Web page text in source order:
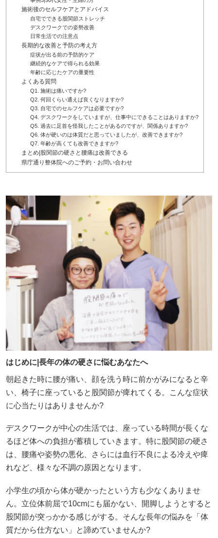
施術後のセルフケアとアドバイス
自宅でできる股関節ストレッチ
デスクワークでの姿勢改善
日常生活での注意点
長期的な改善と予防の考え方
症状が出る前の予防的ケア
継続的なケアで得られる効果
年齢に応じたケアの重要性
よくある質問
Q1. 施術は痛いですか?
Q2. 何回くらい通えば良くなりますか?
Q3. 自宅でのセルフケアは必要ですか?
Q4. デスクワークをしていますが、仕事中にできることはありますか?
Q5. 過去に足首を怪我したことがあるのですが、関係ありますか?
Q6. 体が硬いのは体質だと思っていましたが、改善できますか?
Q7. 年齢が高くても改善できますか?
まとめ|股関節の硬さと腰痛は改善できる
県庁通り整体院へのご予約・お問い合わせ
はじめに|長年の体の硬さに悩むあなたへ
朝起きた時に腰が痛い、顔を洗う時に前かがみになると辛
い、椅子に座っていると股関節が痺れてくる。こんな症状
に心当たりはありませんか?
デスクワークが中心の生活では、座っている時間が長くな
るほど体への負担が蓄積していきます。特に股関節の硬さ
は、腰痛や姿勢の悪化、さらには血行不良による冷えや痺
れなど、様々な不調の原因となります。
小学生の頃から体が硬かったという方も少なくありませ
ん。立位体前屈で10cmにも届かない、開脚しようとすると
股関節が突っかかる感じがする。そんな長年の悩みを「体
質だから仕方ない」と諦めていませんか?